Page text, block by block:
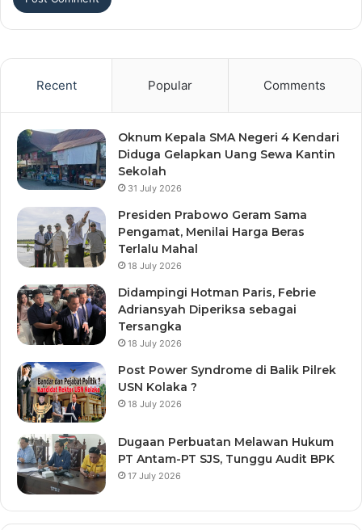
Recent Popular Comments
Oknum Kepala SMA Negeri 4 Kendari
Diduga Gelapkan Uang Sewa Kantin
Sekolah
31 July 2026
Presiden Prabowo Geram Sama
Pengamat, Menilai Harga Beras
Terlalu Mahal
18 July 2026
Didampingi Hotman Paris, Febrie
Adriansyah Diperiksa sebagai
Tersangka
18 July 2026
Post Power Syndrome di Balik Pilrek
USN Kolaka ?
18 July 2026
Dugaan Perbuatan Melawan Hukum
PT Antam-PT SJS, Tunggu Audit BPK
17 July 2026